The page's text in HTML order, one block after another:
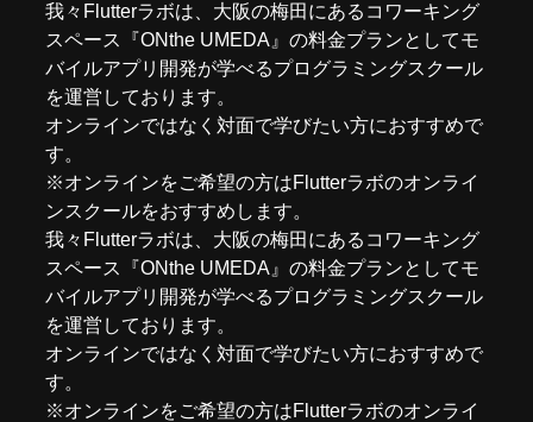
我々 Flutterラボは、大阪の梅田にあるコワーキング
スペース『ONthe UMEDA 』の料金プランとしてモ
バイルアプリ開発が学べるプログラミングスクール
を運営しております。
オンラインではなく対面で学びたい方におすすめで
す。
※オンラインをご希望の方はFlutterラボのオンライ
ンスクールをおすすめします。
我々 Flutterラボは、大阪の梅田にあるコワーキング
スペース『ONthe UMEDA 』の料金プランとしてモ
バイルアプリ開発が学べるプログラミングスクール
を運営しております。
オンラインではなく対面で学びたい方におすすめで
す。
※オンラインをご希望の方はFlutterラボのオンライ